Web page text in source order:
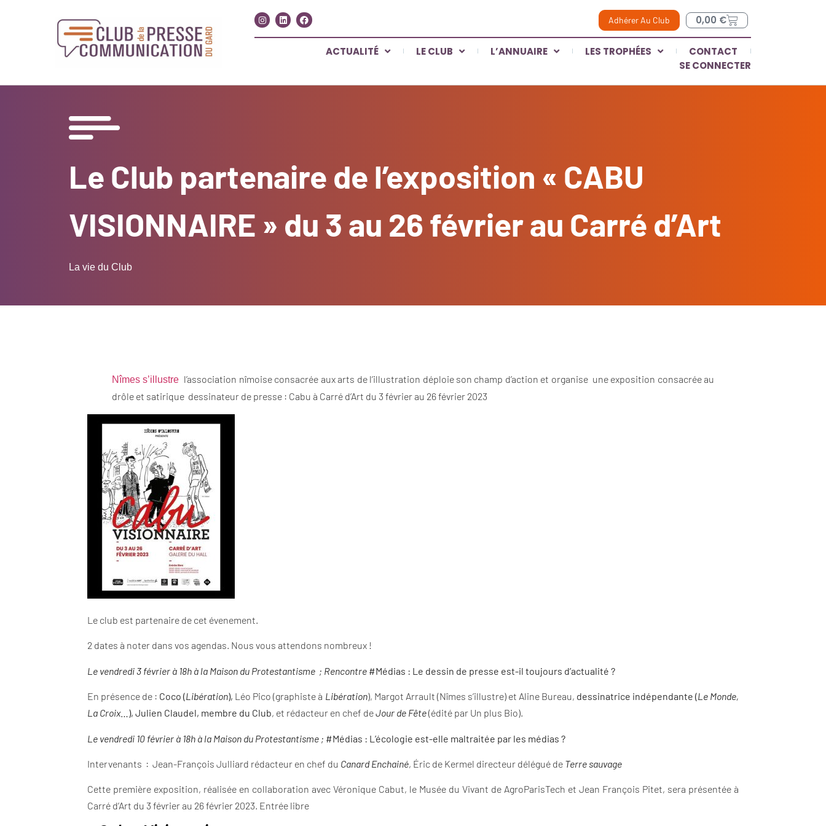
Adhérer Au Club 0,00 €
ACTUALITÉ LE CLUB L’ANNUAIRE LES TROPHÉES
CONTACT
SE CONNECTER
Le Club partenaire de l’exposition « CABU
VISIONNAIRE » du 3 au 26 février au Carré d’Art
La vie du Club
Nîmes s’illustre l’association nîmoise consacrée aux arts de l’illustration déploie son champ d’action et organise une exposition consacrée au
drôle et satirique dessinateur de presse : Cabu à Carré d’Art du 3 février au 26 février 2023
Le club est partenaire de cet évenement.
2 dates à noter dans vos agendas. Nous vous attendons nombreux !
Le vendredi 3 février à 18h à la Maison du Protestantisme ; Rencontre #Médias : Le dessin de presse est-il toujours d’actualité ?
En présence de : Coco (Libération), Léo Pico (graphiste à Libération), Margot Arrault (Nîmes s’illustre) et Aline Bureau, dessinatrice indépendante (Le Monde,
La Croix…), Julien Claudel, membre du Club, et rédacteur en chef deJour de Fête(édité par Un plus Bio).
Le vendredi 10 février à 18h à la Maison du Protestantisme ; #Médias : L’écologie est-elle maltraitée par les médias ?
Intervenants : Jean-François Julliard rédacteur en chef du Canard Enchainé, Éric de Kermel directeur délégué de Terre sauvage
Cette première exposition, réalisée en collaboration avec Véronique Cabut, le Musée du Vivant de AgroParisTech et Jean François Pitet, sera présentée à
Carré d’Art du 3 février au 26 février 2023. Entrée libre